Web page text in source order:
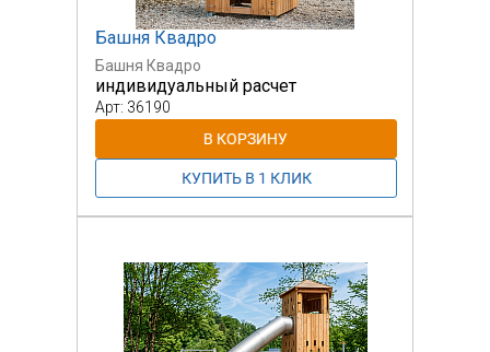
Башня Квадро
Башня Квадро
индивидуальный расчет
Арт: 36190